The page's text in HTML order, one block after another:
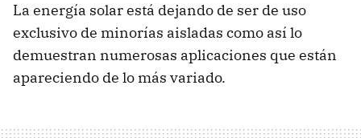
La energía solar está dejando de ser de uso
exclusivo de minorías aisladas como así lo
demuestran numerosas aplicaciones que están
apareciendo de lo más variado.